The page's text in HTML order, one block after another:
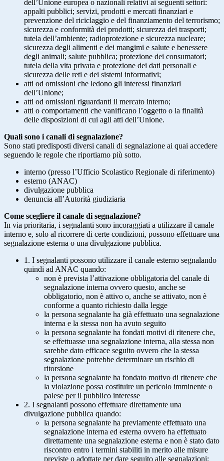
dell’Unione europea o nazionali relativi ai seguenti settori:
appalti pubblici; servizi, prodotti e mercati finanziari e
prevenzione del riciclaggio e del finanziamento del terrorismo;
sicurezza e conformità dei prodotti; sicurezza dei trasporti;
tutela dell’ambiente; radioprotezione e sicurezza nucleare;
sicurezza degli alimenti e dei mangimi e salute e benessere
degli animali; salute pubblica; protezione dei consumatori;
tutela della vita privata e protezione dei dati personali e
sicurezza delle reti e dei sistemi informativi;
atti od omissioni che ledono gli interessi finanziari
dell’Unione;
atti od omissioni riguardanti il mercato interno;
atti o comportamenti che vanificano l’oggetto o la finalità
delle disposizioni di cui agli atti dell’Unione.
Quali sono i canali di segnalazione?
Sono stati predisposti diversi canali di segnalazione ai quai accedere
seguendo le regole che riportiamo più sotto.
interno (presso l’Ufficio Scolastico Regionale di riferimento)
esterno (ANAC)
divulgazione pubblica
denuncia all’Autorità giudiziaria
Come scegliere il canale di segnalazione?
In via prioritaria, i segnalanti sono incoraggiati a utilizzare il canale
interno e, solo al ricorrere di certe condizioni, possono effettuare una
segnalazione esterna o una divulgazione pubblica.
1. I segnalanti possono utilizzare il canale esterno segnalando
quindi ad ANAC quando:
non è prevista l’attivazione obbligatoria del canale di
segnalazione interna ovvero questo, anche se
obbligatorio, non è attivo o, anche se attivato, non è
conforme a quanto richiesto dalla legge
la persona segnalante ha già effettuato una segnalazione
interna e la stessa non ha avuto seguito
la persona segnalante ha fondati motivi di ritenere che,
se effettuasse una segnalazione interna, alla stessa non
sarebbe dato efficace seguito ovvero che la stessa
segnalazione potrebbe determinare un rischio di
ritorsione
la persona segnalante ha fondato motivo di ritenere che
la violazione possa costituire un pericolo imminente o
palese per il pubblico interesse
2. I segnalanti possono effettuare direttamente una
divulgazione pubblica quando:
la persona segnalante ha previamente effettuato una
segnalazione interna ed esterna ovvero ha effettuato
direttamente una segnalazione esterna e non è stato dato
riscontro entro i termini stabiliti in merito alle misure
previste o adottate per dare seguito alle segnalazioni;